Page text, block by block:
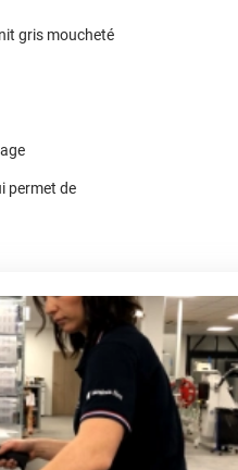
gris moucheté
permet de